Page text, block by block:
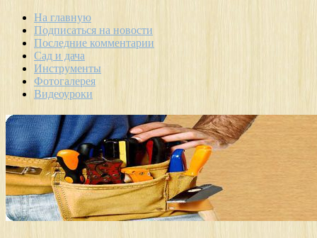
На главную
Подписаться на новости
Последние комментарии
Сад и дача
Инструменты
Фотогалерея
Видеоуроки